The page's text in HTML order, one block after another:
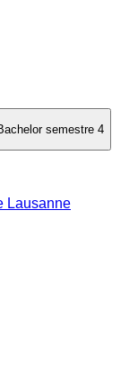
semestre 4